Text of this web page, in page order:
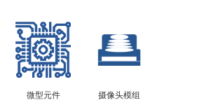
微型元件 摄像头模组